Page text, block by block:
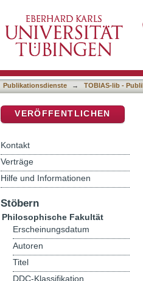
centuries
Publikationsdienste → TOBIAS-lib -
VERÖFFENTLICHEN
Kontakt
Verträge
Hilfe und Informationen
Stöbern
Philosophische Fakultät
Erscheinungsdatum
Autoren
Titel
DDC-Klassifikation